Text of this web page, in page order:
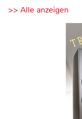
>> Alle anzeigen